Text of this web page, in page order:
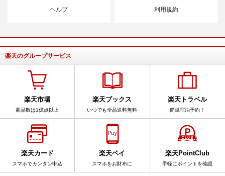
ヘルプ 利用規約
楽天のグループサービス
楽天市場
商品数は1億点以上
楽天ブックス
いつでも全品送料無料
楽天トラベル
簡単宿泊予約！
楽天カード
スマホでカンタン申込
楽天ペイ
スマホをお財布に
楽天PointClub
手軽にポイントを確認